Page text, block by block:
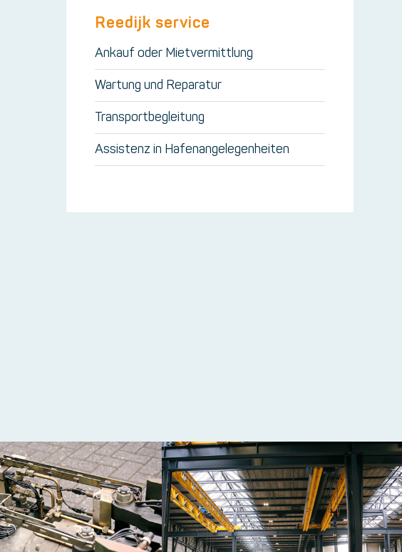
Reedijk service
Ankauf oder Mietvermittlung
Wartung und Reparatur
Transportbegleitung
Assistenz in Hafenangelegenheiten